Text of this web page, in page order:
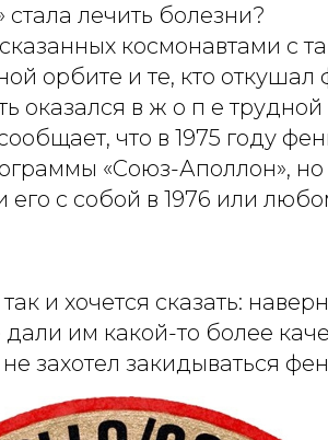
стала лечить болезни?
космонавтами с
орбите и те, кто откушал
оказался в ж о п е
что в 1975 году
«Союз-Аполлон», но
с собой в 1976 или
и хочется сказать:
им какой-то более
захотел закидываться